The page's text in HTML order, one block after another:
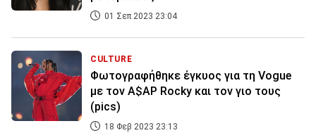
01 Σεπ 2023 23:04
CULTURE
Φωτογραφήθηκε έγκυος για τη Vogue
με τον A$AP Rocky και τον γιο τους
(pics)
18 Φεβ 2023 23:13